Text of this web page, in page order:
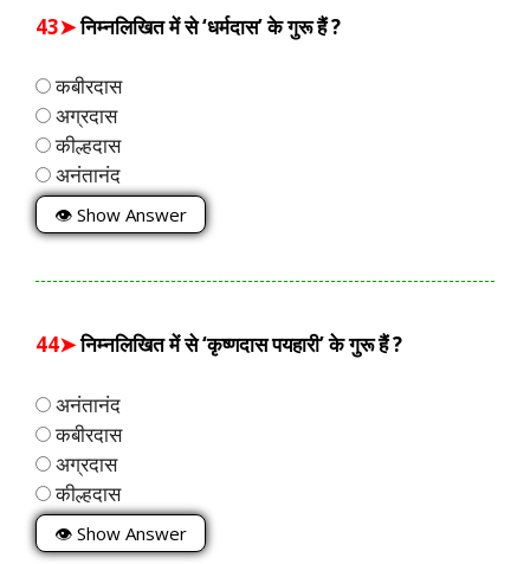
43➤निम्नलिखित में से ‘धर्मदास’ के गुरू हैं ?
कबीरदास
अग्रदास
कील्हदास
अनंतानंद
👁 Show Answer
44➤निम्नलिखित में से ‘कृष्णदास पयहारी’ के गुरू हैं ?
अनंतानंद
कबीरदास
अग्रदास
कील्हदास
👁 Show Answer